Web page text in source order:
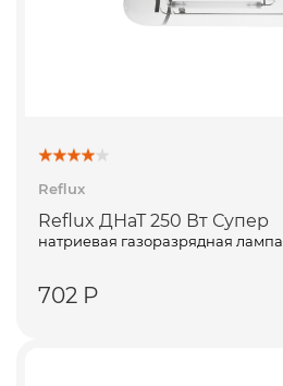
Reflux
Reflux ДНаТ 250 Вт Супер
натриевая газоразрядная лампа
702 Р